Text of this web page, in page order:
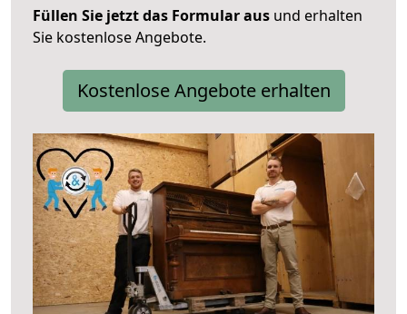
Füllen Sie jetzt das Formular aus und erhalten
Sie kostenlose Angebote.
Kostenlose Angebote erhalten